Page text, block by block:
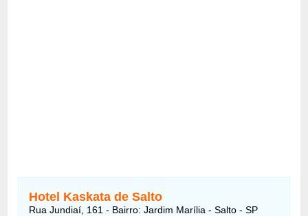
Hotel Kaskata de Salto
Rua Jundiaí, 161 - Bairro: Jardim Marília - Salto - SP